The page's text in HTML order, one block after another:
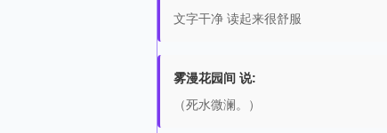
文字干净 读起来很舒服
雾漫花园间 说:
（死水微澜。）